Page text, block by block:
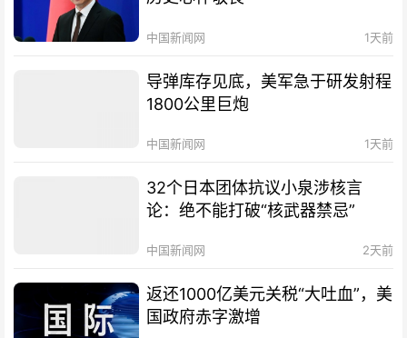
中国新闻网 1天前
导弹库存见底，美军急于研发射程
1800公里巨炮
中国新闻网 1天前
32个日本团体抗议小泉涉核言
论：绝不能打破“核武器禁忌”
中国新闻网 2天前
返还1000亿美元关税“大吐血”，美
国政府赤字激增